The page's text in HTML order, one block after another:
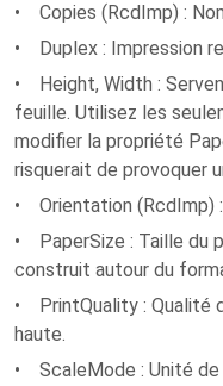
• Copies (RcdImp) :
• Duplex : Impression
• Height, Width :
feuille. Utilisez les
modifier la propriété
risquerait de provoquer
• Orientation (RcdImp)
• PaperSize : Taille du
construit autour du
• PrintQuality : Qualité
haute.
• ScaleMode : Unité de